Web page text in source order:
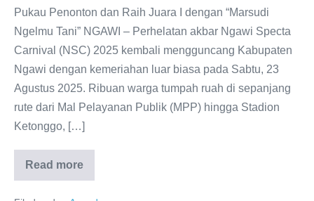
1
Ngawi
Raih
Juara
Pertama
Pukau Penonton dan Raih Juara I dengan “Marsudi
Ngelmu Tani” NGAWI – Perhelatan akbar Ngawi Specta
Carnival (NSC) 2025 kembali mengguncang Kabupaten
Ngawi dengan kemeriahan luar biasa pada Sabtu, 23
Agustus 2025. Ribuan warga tumpah ruah di sepanjang
rute dari Mal Pelayanan Publik (MPP) hingga Stadion
Ketonggo, […]
Read more
Gebyar
Ngawi